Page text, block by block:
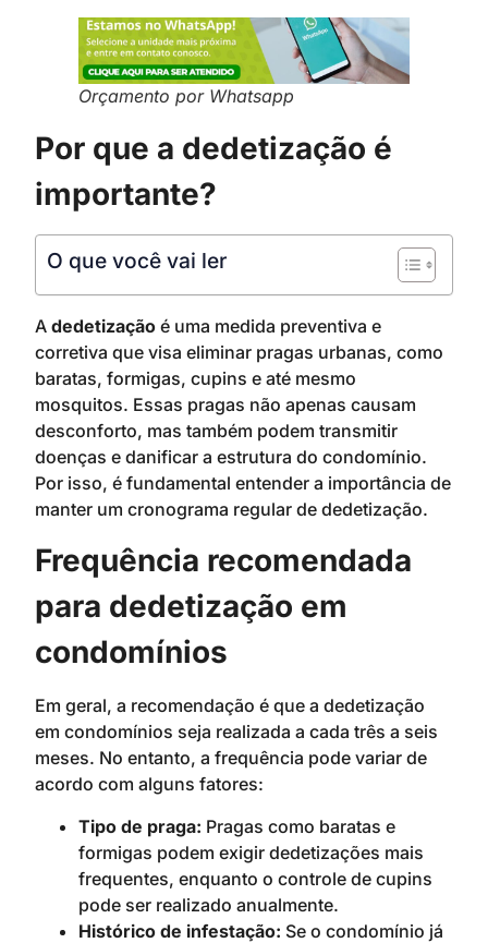
Orçamento por Whatsapp
Por que a dedetização é
importante?
O que você vai ler
A dedetização é uma medida preventiva e
corretiva que visa eliminar pragas urbanas, como
baratas, formigas, cupins e até mesmo
mosquitos. Essas pragas não apenas causam
desconforto, mas também podem transmitir
doenças e danificar a estrutura do condomínio.
Por isso, é fundamental entender a importância de
manter um cronograma regular de dedetização.
Frequência recomendada
para dedetização em
condomínios
Em geral, a recomendação é que a dedetização
em condomínios seja realizada a cada três a seis
meses. No entanto, a frequência pode variar de
acordo com alguns fatores:
Tipo de praga: Pragas como baratas e
formigas podem exigir dedetizações mais
frequentes, enquanto o controle de cupins
pode ser realizado anualmente.
Histórico de infestação: Se o condomínio já